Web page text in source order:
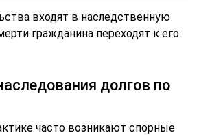
входят в наследственную
гражданина переходят к его
долгов по
часто возникают спорные